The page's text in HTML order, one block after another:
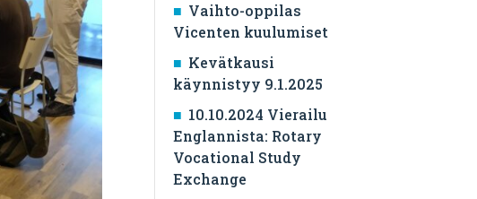
Vaihto-oppilas
Vicenten kuulumiset
Kevätkausi
käynnistyy 9.1.2025
10.10.2024 Vierailu
Englannista: Rotary
Vocational Study
Exchange